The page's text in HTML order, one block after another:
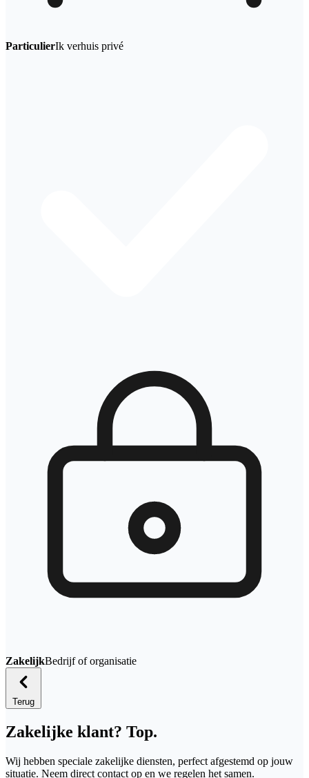
ParticulierIk verhuis privé
ZakelijkBedrijf of organisatie
Terug
Zakelijke klant? Top.
Wij hebben speciale zakelijke diensten, perfect afgestemd op jouw
situatie. Neem direct contact op en we regelen het samen.